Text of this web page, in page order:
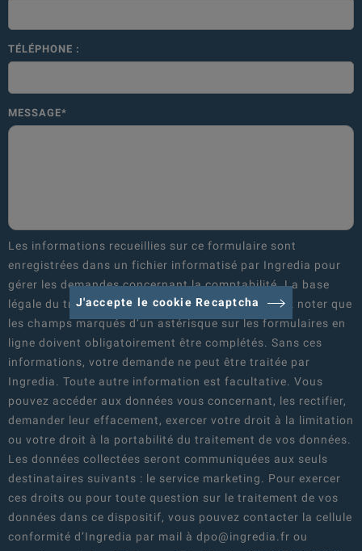
J'accepte le cookie Recaptcha
TÉLÉPHONE :
MESSAGE*
Les informations recueillies sur ce formulaire sont
enregistrées dans un fichier informatisé par Ingredia pour
gérer les demandes concernant la comptabilité. La base
légale du traitement est le consentement. Veuillez noter que
les champs marqués d’un astérisque sur les formulaires en
ligne doivent obligatoirement être complétés. Sans ces
informations, votre demande ne peut être traitée par
Ingredia. Toute autre information est facultative. Vous
pouvez accéder aux données vous concernant, les rectifier,
demander leur effacement, exercer votre droit à la limitation
ou votre droit à la portabilité du traitement de vos données.
Les données collectées seront communiquées aux seuls
destinataires suivants : le service marketing. Pour exercer
ces droits ou pour toute question sur le traitement de vos
données dans ce dispositif, vous pouvez contacter la cellule
conformité d’Ingredia par mail à dpo@ingredia.fr ou